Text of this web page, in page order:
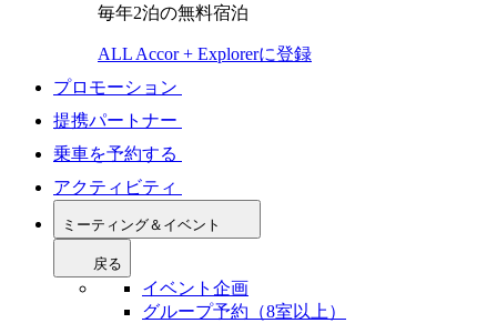
毎年2泊の無料宿泊
ALL Accor + Explorerに登録
プロモーション
提携パートナー
乗車を予約する
アクティビティ
ミーティング＆イベント
戻る
イベント企画
グループ予約（8室以上）